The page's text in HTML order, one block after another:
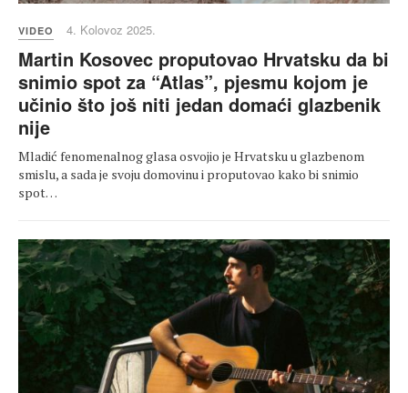
VIDEO 4. Kolovoz 2025.
Martin Kosovec proputovao Hrvatsku da bi
snimio spot za “Atlas”, pjesmu kojom je
učinio što još niti jedan domaći glazbenik
nije
Mladić fenomenalnog glasa osvojio je Hrvatsku u glazbenom
smislu, a sada je svoju domovinu i proputovao kako bi snimio
spot…